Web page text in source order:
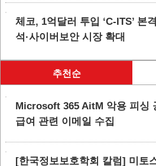
체코, 1억달러 투입 ‘C-ITS’ 본
석·사이버보안 시장 확대
추천순
Microsoft 365 AitM 악용 피싱
급여 관련 이메일 수집
[한국정보보호학회 칼럼] 미토